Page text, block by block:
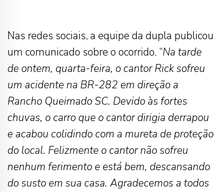
Nas redes sociais, a equipe da dupla publicou
um comunicado sobre o ocorrido. “Na tarde
de ontem, quarta-feira, o cantor Rick sofreu
um acidente na BR-282 em direção a
Rancho Queimado SC. Devido às fortes
chuvas, o carro que o cantor dirigia derrapou
e acabou colidindo com a mureta de proteção
do local. Felizmente o cantor não sofreu
nenhum ferimento e está bem, descansando
do susto em sua casa. Agradecemos a todos